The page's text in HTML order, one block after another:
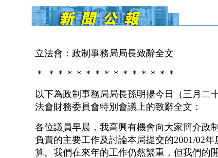
立法會：政制事務局局長致辭全文
＊ ＊＊＊＊＊＊＊＊＊＊＊＊＊＊
以下為政制事務局局長孫明揚今日（三月二
法會財務委員會特別會議上的致辭全文：
各位議員早晨，我高興有機會向大家簡介政
負責的主要工作及討論本局提交的2001/02年
算。我們在來年的工作仍然繁重，但我們的